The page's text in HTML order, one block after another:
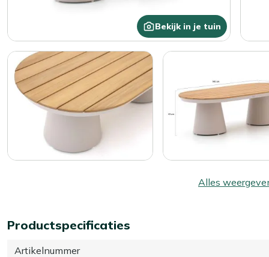
Bekijk in je tuin
Alles
Productspecificaties
Artikelnummer